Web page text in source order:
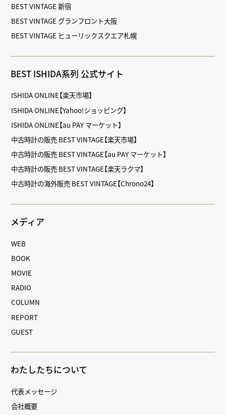
BEST VINTAGE 新宿
BEST VINTAGE グランフロント大阪
BEST VINTAGE ヒューリックスクエア札幌
BEST ISHIDA系列 公式サイト
ISHIDA ONLINE【楽天市場】
ISHIDA ONLINE【Yahoo!ショッピング】
ISHIDA ONLINE【au PAY マーケット】
中古時計の販売 BEST VINTAGE【楽天市場】
中古時計の販売 BEST VINTAGE【au PAY マーケット】
中古時計の販売 BEST VINTAGE【楽天ラクマ】
中古時計の海外販売 BEST VINTAGE【Chrono24】
メディア
WEB
BOOK
MOVIE
RADIO
COLUMN
REPORT
GUEST
わたしたちについて
代表メッセージ
会社概要